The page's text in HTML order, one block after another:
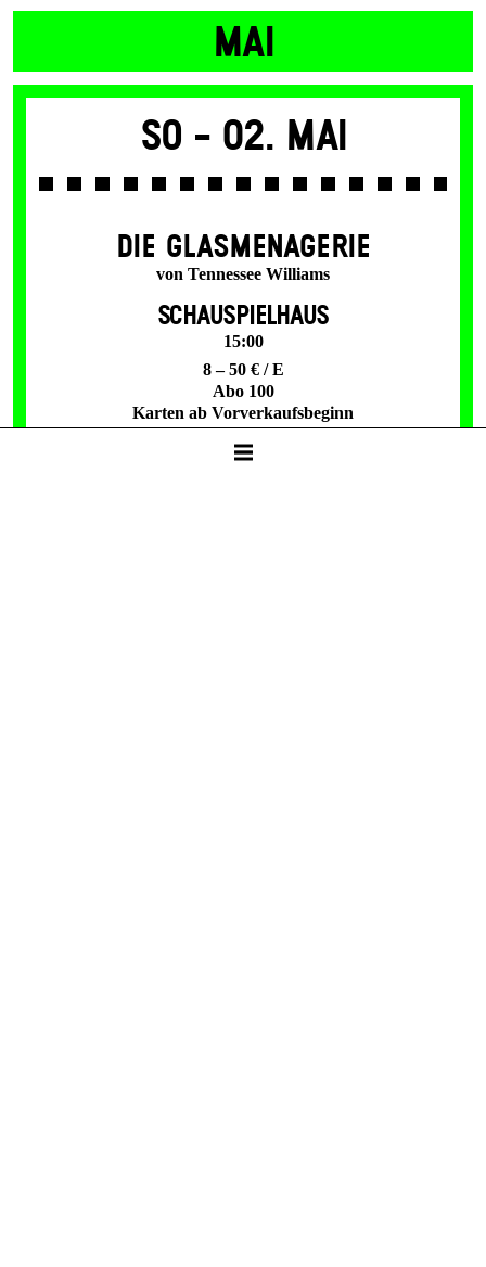
MAI
So - 02. Mai
DIE GLAS­MENAGERIE
von Tennessee Williams
SCHAUSPIELHAUS
15:00
8 – 50 € / E
Abo 100
Karten ab Vorverkaufsbeginn